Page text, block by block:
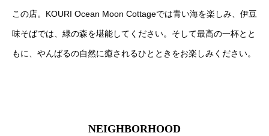
この店。KOURI Ocean Moon Cottageでは青い海を楽しみ、伊豆
味そばでは、緑の森を堪能してください。そして最高の一杯とと
もに、やんばるの自然に癒されるひとときをお楽しみください。
NEIGHBORHOOD